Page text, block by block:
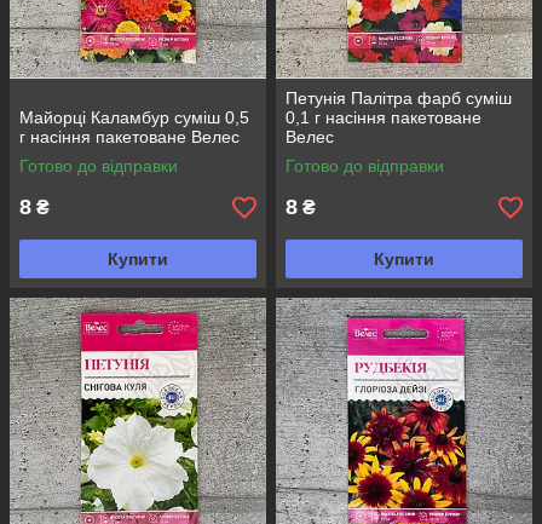
Майорці Каламбур суміш 0,5
г насіння пакетоване Велес
Готово до відправки
8 ₴
Купити
Петунія Палітра фарб суміш
0,1 г насіння пакетоване
Велес
Готово до відправки
8 ₴
Купити